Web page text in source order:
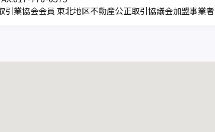
引業協会会員 東北地区不動産公正取引協議会加盟事業者